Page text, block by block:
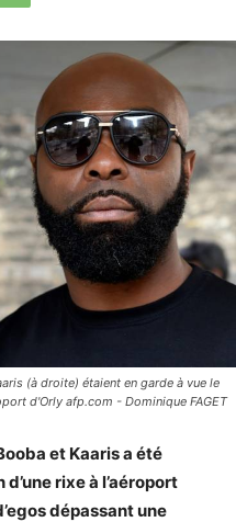
(à droite) étaient en garde à vue le
d'Orly afp.com - Dominique FAGET
et Kaaris a été
rixe à l’aéroport
dépassant une